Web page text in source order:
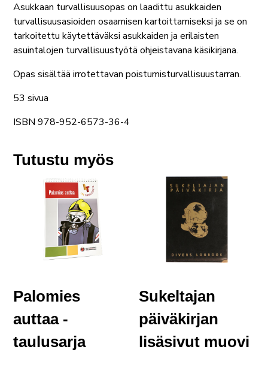
Asukkaan turvallisuusopas on laadittu asukkaiden
turvallisuusasioiden osaamisen kartoittamiseksi ja se on
tarkoitettu käytettäväksi asukkaiden ja erilaisten
asuintalojen turvallisuustyötä ohjeistavana käsikirjana.
Opas sisältää irrotettavan poistumisturvallisuustarran.
53 sivua
ISBN 978-952-6573-36-4
Tutustu myös
Palomies
auttaa -
taulusarja
Sukeltajan
päiväkirjan
lisäsivut muovi